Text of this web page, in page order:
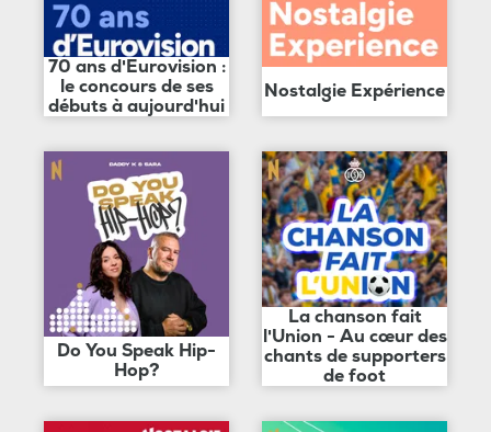
70 ans d'Eurovision :
le concours de ses
débuts à aujourd'hui
Nostalgie Expérience
Do You Speak Hip-
Hop?
La chanson fait
l'Union - Au cœur des
chants de supporters
de foot